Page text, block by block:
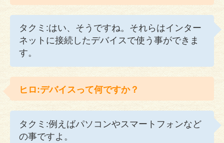
タクミ:はい、そうですね。それらはインター
ネットに接続したデバイスで使う事ができま
す。
ヒロ:デバイスって何ですか？
タクミ:例えばパソコンやスマートフォンなど
の事ですよ。